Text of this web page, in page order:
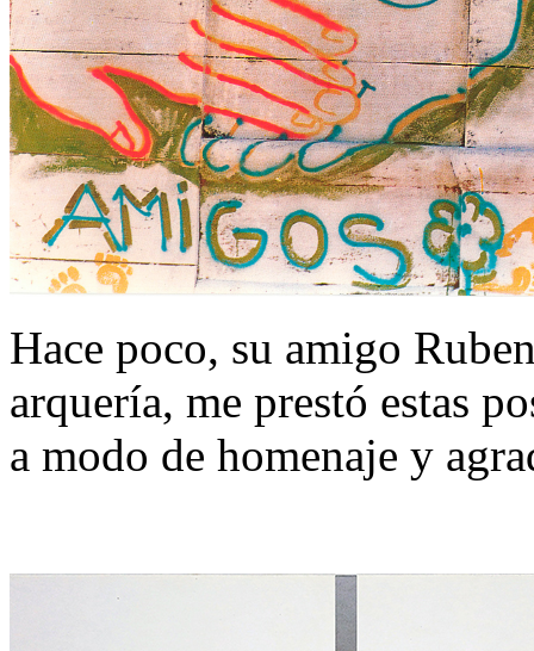
Hace poco, su amigo
arquería, me prestó estas
a modo de homenaje y